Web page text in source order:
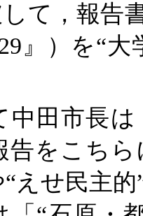
て，報告
』）を“
田市長は
告をこち
えせ民主